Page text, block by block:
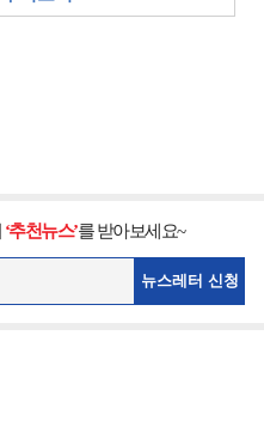
‘추천뉴스’를 받아보세요~
뉴스레터 신청